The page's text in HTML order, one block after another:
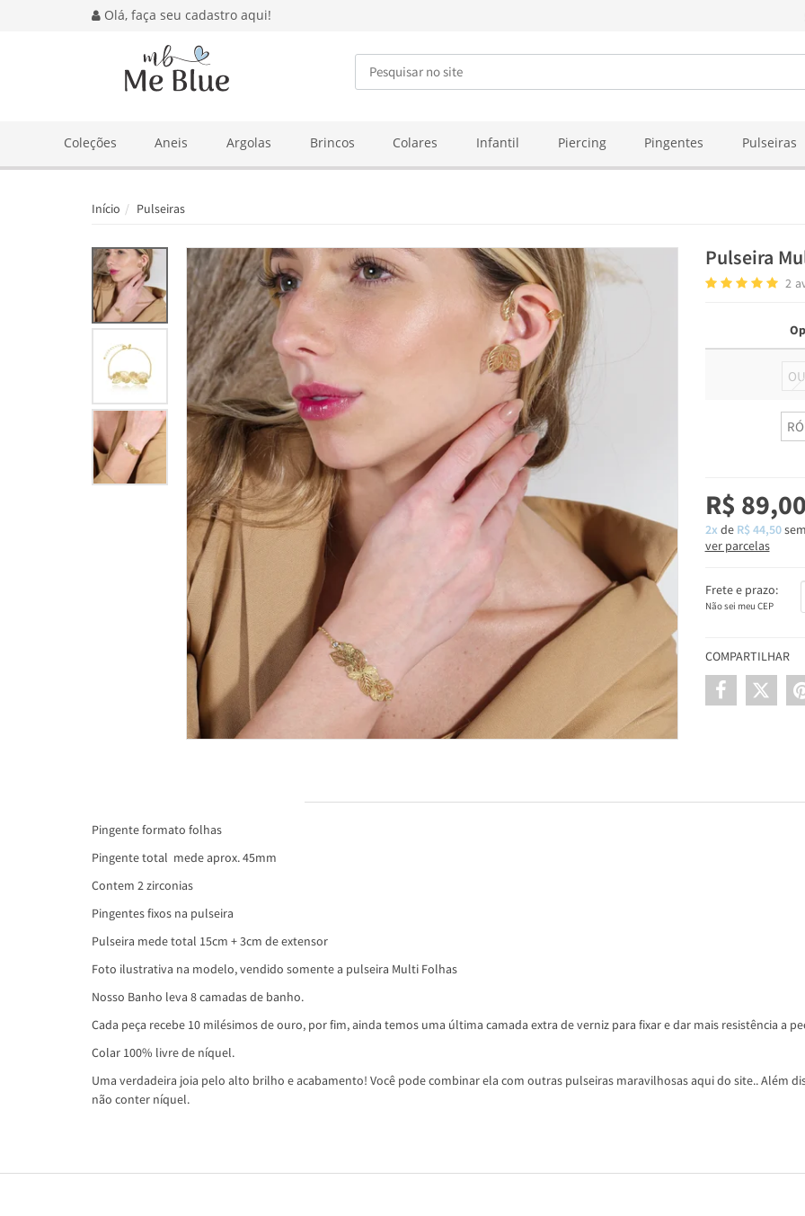
Olá, faça seu cadastro aqui!
BUSCA
Coleções Aneis Argolas Brincos Colares Infantil Piercing Pingentes Pulseiras
Início Pulseiras
Pulseira
2
R$ 89,00
2x de R$ 44,50
ver parcelas
Frete e prazo:
Não sei meu CEP
COMPARTILHAR
Pingente formato folhas
Pingente total mede aprox. 45mm
Contem 2 zirconias
Pingentes fixos na pulseira
Pulseira mede total 15cm + 3cm de extensor
Foto ilustrativa na modelo, vendido somente a pulseira Multi Folhas
Nosso Banho leva 8 camadas de banho.
Cada peça recebe 10 milésimos de ouro, por fim, ainda temos uma última camada extra de verniz para fixar e dar mais resistência a
Colar 100% livre de níquel.
Uma verdadeira joia pelo alto brilho e acabamento! Você pode combinar ela com outras pulseiras maravilhosas aqui do site.. Além
não conter níquel.